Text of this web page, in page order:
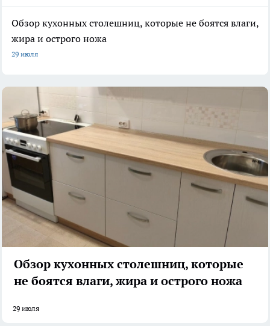
Обзор кухонных столешниц, которые не боятся влаги,
жира и острого ножа
29 июля
Обзор кухонных столешниц, которые
не боятся влаги, жира и острого ножа
29 июля